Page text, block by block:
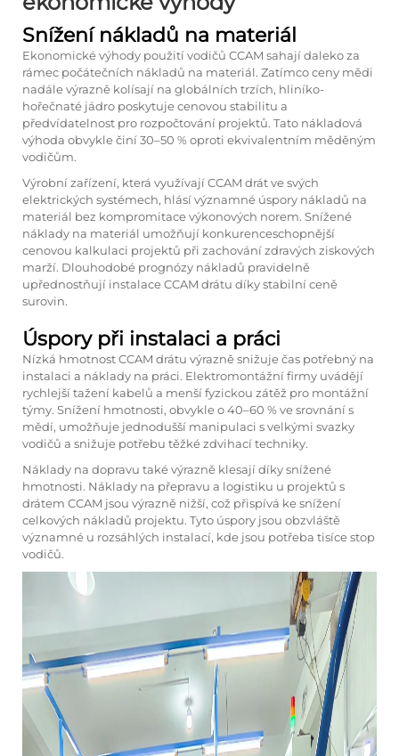
Snížení nákladů na materiál
Ekonomické výhody použití vodičů CCAM sahají daleko za
rámec počátečních nákladů na materiál. Zatímco ceny mědi
nadále výrazně kolísají na globálních trzích, hliníko-
hořečnaté jádro poskytuje cenovou stabilitu a
předvídatelnost pro rozpočtování projektů. Tato nákladová
výhoda obvykle činí 30–50 % oproti ekvivalentním měděným
vodičům.
Výrobní zařízení, která využívají CCAM drát ve svých
elektrických systémech, hlásí významné úspory nákladů na
materiál bez kompromitace výkonových norem. Snížené
náklady na materiál umožňují konkurenceschopnější
cenovou kalkulaci projektů při zachování zdravých ziskových
marží. Dlouhodobé prognózy nákladů pravidelně
upřednostňují instalace CCAM drátu díky stabilní ceně
surovin.
Úspory při instalaci a práci
Nízká hmotnost CCAM drátu výrazně snižuje čas potřebný na
instalaci a náklady na práci. Elektromontážní firmy uvádějí
rychlejší tažení kabelů a menší fyzickou zátěž pro montážní
týmy. Snížení hmotnosti, obvykle o 40–60 % ve srovnání s
mědí, umožňuje jednodušší manipulaci s velkými svazky
vodičů a snižuje potřebu těžké zdvihací techniky.
Náklady na dopravu také výrazně klesají díky snížené
hmotnosti. Náklady na přepravu a logistiku u projektů s
drátem CCAM jsou výrazně nižší, což přispívá ke snížení
celkových nákladů projektu. Tyto úspory jsou obzvláště
významné u rozsáhlých instalací, kde jsou potřeba tisíce stop
vodičů.